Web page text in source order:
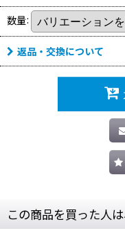
数量:
返品・交換について
この商品を買った人